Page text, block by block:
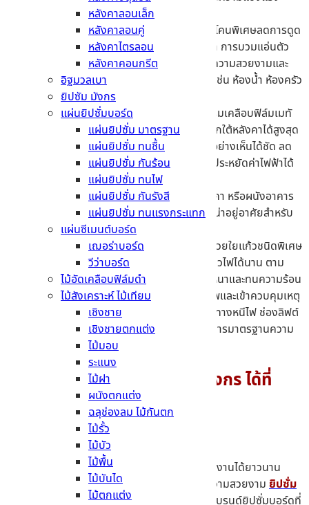
หลังคาลอนเล็ก
หลังคาลอนคู่
หลังคาไตรลอน
หลังคาคอนกรีต
อิฐมวลเบา
ยิปซัม มังกร
แผ่นยิปซั่มบอร์ด
แผ่นยิปซั่ม มาตรฐาน
แผ่นยิปซั่ม ทนชื้น
แผ่นยิปซั่ม กันร้อน
แผ่นยิปซั่ม ทนไฟ
แผ่นยิปซั่ม กันรังสี
แผ่นยิปซั่ม ทนแรงกระแทก
แผ่นซีเมนต์บอร์ด
เฌอร่าบอร์ด
วีว่าบอร์ด
ไม้อัดเคลือบฟิล์มดำ
ไม้สังเคราะห์ ไม้เทียม
เชิงชาย
เชิงชายตกแต่ง
ไม้มอบ
ระแนง
ไม้ฝา
ผนังตกแต่ง
ฉลุช่องลม ไม้กันตก
ไม้รั้ว
ไม้บัว
ไม้พื้น
ไม้บันได
ไม้ตกแต่ง
ทนทานไว้ได้ดี
แผ่นยิปซั่มทนชื้น– รุ่นพิเศษที่ผสมสารซิลิโคนพิเศษลดการดูด
ซึมน้ำเหลือต่ำกว่า 5% ป้องกันปัญหาเชื้อรา การบวมแอ่นตัว
และสีหลุดล่อนได้ดีเยี่ยม สามารถคงสภาพความสวยงามและ
แข็งแรงแม้ติดตั้งในสภาวะที่มีความชื้นสูง เช่น ห้องน้ำ ห้องครัว
หรือฝ้าเพดานบริเวณชายคา
แผ่นยิปซั่มกันร้อน– โดดเด่นด้วยนวัตกรรมเคลือบฟิล์มเมทั
ลไลซ์ด้านหลัง ช่วยสะท้อนรังสีความร้อนจากใต้หลังคาได้สูงสุด
ถึง 95% ช่วยให้อุณหภูมิภายในห้องลดลงอย่างเห็นได้ชัด ลด
ภาระการทำงานของเครื่องปรับอากาศและประหยัดค่าไฟฟ้าได้
เหมาะอย่างยิ่งสำหรับงานฝ้าเพดานใต้หลังคา หรือผนังอาคาร
ฝั่งที่โดนแดดจัดเพื่อสร้างสภาพแวดล้อมที่น่าอยู่อาศัยสำหรับ
พื้นที่ใช้งานทั่วไป
แผ่นยิปซั่มทนไฟ– เสริมความแข็งแกร่งด้วยใยแก้วชนิดพิเศษ
และสารทนไฟ ช่วยชะลอการลุกลามของเปลวไฟได้นาน ตาม
มาตรฐานสากล โดยมีโครงสร้างแผ่นแน่นหนาและทนความร้อน
สูง ช่วยเพิ่มระยะเวลาปลอดภัยในการอพยพและเข้าควบคุมเหตุ
ฉุกเฉินได้ดีขึ้น เหมาะอย่างมากสำหรับผนังทางหนีไฟ ช่องลิฟต์
โรงภาพยนตร์ หรืออาคารสาธารณะที่ต้องการมาตรฐานความ
ปลอดภัยอัคคีภัยขั้นสูง
เลือกซื้อ ยิปซั่มบอร์ดตรามังกร ได้ที่
MTCement
สรุปได้ว่า หากใครที่กำลังมองหาวัสดุก่อสร้าง ที่ใช้งานได้ยาวนาน
หลายสิบปีไปเป็นฝ้าเพดาน หรือผนังกั้นห้องที่มีความสวยงาม ยิปซั่ม
บอร์ดตรามังกร (MANKON)
ถือว่าเป็นอีกหนึ่งแบรนด์ยิปซั่มบอร์ดที่